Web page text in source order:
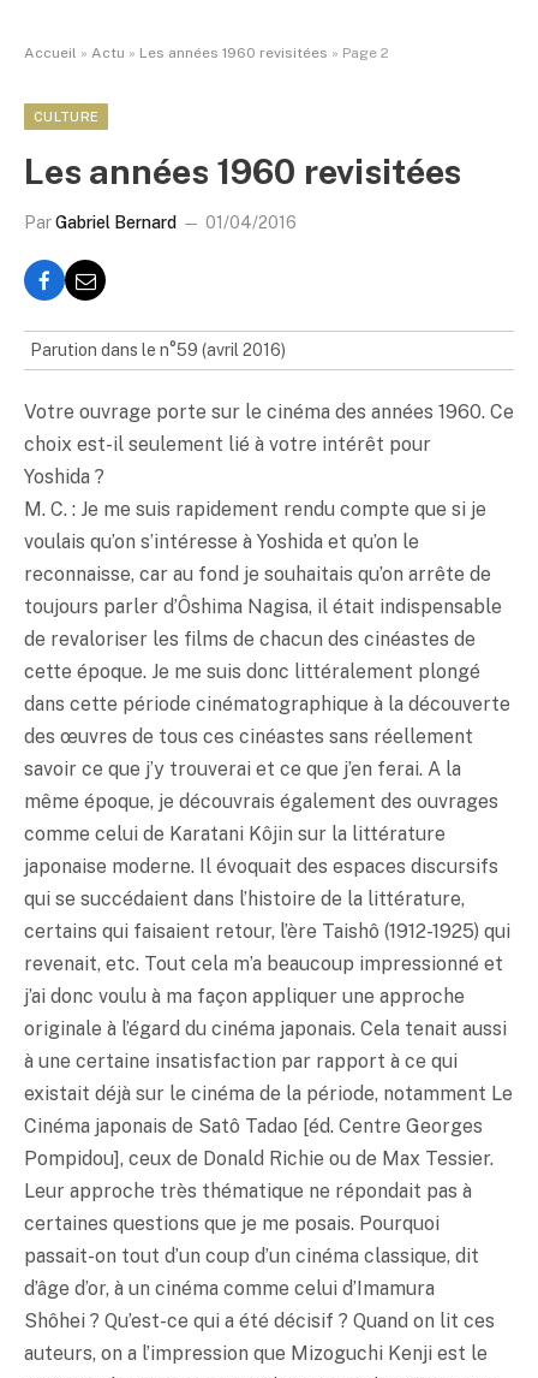
Accueil » Actu » Les années 1960 revisitées » Page 2
CULTURE
Les années 1960 revisitées
ParGabriel Bernard 01/04/2016
Parution dans le n°59 (avril 2016)
Votre ouvrage porte sur le cinéma des années 1960. Ce
choix est-il seulement lié à votre intérêt pour
Yoshida ?
M. C. : Je me suis rapidement rendu compte que si je
voulais qu’on s’intéresse à Yoshida et qu’on le
reconnaisse, car au fond je souhaitais qu’on arrête de
toujours parler d’Ôshima Nagisa, il était indispensable
de revaloriser les films de chacun des cinéastes de
cette époque. Je me suis donc littéralement plongé
dans cette période cinématographique à la découverte
des œuvres de tous ces cinéastes sans réellement
savoir ce que j’y trouverai et ce que j’en ferai. A la
même époque, je découvrais également des ouvrages
comme celui de Karatani Kôjin sur la littérature
japonaise moderne. Il évoquait des espaces discursifs
qui se succédaient dans l’histoire de la littérature,
certains qui faisaient retour, l’ère Taishô (1912-1925) qui
revenait, etc. Tout cela m’a beaucoup impressionné et
j’ai donc voulu à ma façon appliquer une approche
originale à l’égard du cinéma japonais. Cela tenait aussi
à une certaine insatisfaction par rapport à ce qui
existait déjà sur le cinéma de la période, notamment Le
Cinéma japonais de Satô Tadao [éd. Centre Georges
Pompidou], ceux de Donald Richie ou de Max Tessier.
Leur approche très thématique ne répondait pas à
certaines questions que je me posais. Pourquoi
passait-on tout d’un coup d’un cinéma classique, dit
d’âge d’or, à un cinéma comme celui d’Imamura
Shôhei ? Qu’est-ce qui a été décisif ? Quand on lit ces
auteurs, on a l’impression que Mizoguchi Kenji est le